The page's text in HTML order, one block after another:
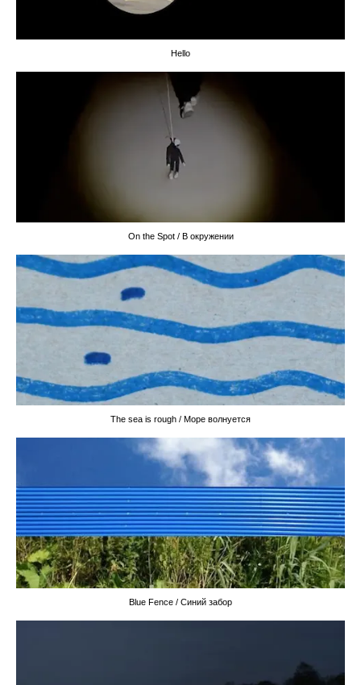
Hello
On the Spot / В окружении
The sea is rough / Море волнуется
Blue Fence / Синий забор